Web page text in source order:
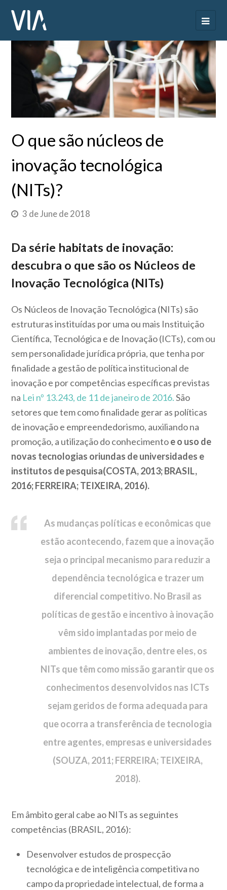
O que são núcleos de
inovação tecnológica
(NITs)?
3 de June de 2018
Da série habitats de inovação:
descubra o que são os Núcleos de
Inovação Tecnológica (NITs)
Os Núcleos de Inovação Tecnológica (NITs) são
estruturas instituídas por uma ou mais Instituição
Científica, Tecnológica e de Inovação (ICTs), com ou
sem personalidade jurídica própria, que tenha por
finalidade a gestão de política institucional de
inovação e por competências específicas previstas
na Lei nº 13.243, de 11 de janeiro de 2016.São
setores que tem como finalidade gerar as políticas
de inovação e empreendedorismo, auxiliando na
promoção, a utilização do conhecimentoe o uso de
novas tecnologias oriundas de universidades e
institutos de pesquisa(COSTA, 2013; BRASIL,
2016; FERREIRA; TEIXEIRA, 2016).
As mudanças políticas e econômicas que
estão acontecendo, fazem que a inovação
seja o principal mecanismo para reduzir a
dependência tecnológica e trazer um
diferencial competitivo. No Brasil as
políticas de gestão e incentivo à inovação
vêm sido implantadas por meio de
ambientes de inovação, dentre eles, os
NITs que têm como missão garantir que os
conhecimentos desenvolvidos nas ICTs
sejam geridos de forma adequada para
que ocorra a transferência de tecnologia
entre agentes, empresas e universidades
(SOUZA, 2011; FERREIRA; TEIXEIRA,
2018).
Em âmbito geral cabe ao NITs as seguintes
competências (BRASIL, 2016):
Desenvolver estudos de prospecção
tecnológica e de inteligência competitiva no
campo da propriedade intelectual, de forma a